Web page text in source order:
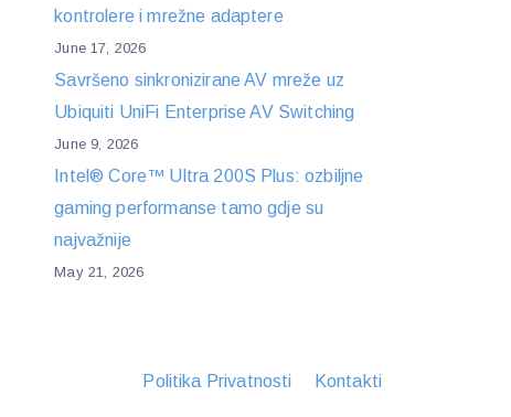
kontrolere i mrežne adaptere
June 17, 2026
Savršeno sinkronizirane AV mreže uz
Ubiquiti UniFi Enterprise AV Switching
June 9, 2026
Intel® Core™ Ultra 200S Plus: ozbiljne
gaming performanse tamo gdje su
najvažnije
May 21, 2026
Politika Privatnosti Kontakti